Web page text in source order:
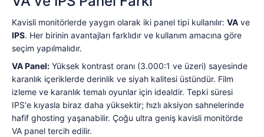
Kavisli monitörlerde yaygın olarak iki panel tipi kullanılır: VA ve
IPS. Her birinin avantajları farklıdır ve kullanım amacına göre
seçim yapılmalıdır.
VA Panel: Yüksek kontrast oranı (3.000:1 ve üzeri) sayesinde
karanlık içeriklerde derinlik ve siyah kalitesi üstündür. Film
izleme ve karanlık temalı oyunlar için idealdir. Tepki süresi
IPS'e kıyasla biraz daha yüksektir; hızlı aksiyon sahnelerinde
hafif ghosting yaşanabilir. Çoğu ultra geniş kavisli monitörde
VA panel tercih edilir.